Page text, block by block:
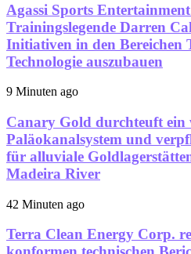
Agassi Sports
Trainingslegende Darren
Initiativen in den
Technologie auszubauen
9 Minuten ago
Canary Gold durchteuft ein
Paläokanalsystem und
für alluviale
Madeira River
42 Minuten ago
Terra Clean Energy Corp.